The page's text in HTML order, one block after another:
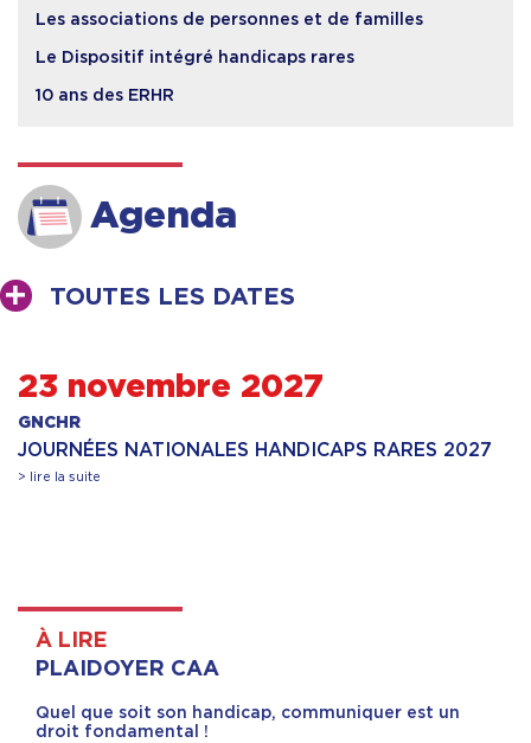
Les associations de personnes et de familles
Le Dispositif intégré handicaps rares
10 ans des ERHR
Agenda
TOUTES LES DATES
23 novembre 2027
GNCHR
JOURNÉES NATIONALES HANDICAPS RARES 2027
> lire la suite
À LIRE
PLAIDOYER CAA
Quel que soit son handicap, communiquer est un
droit fondamental !